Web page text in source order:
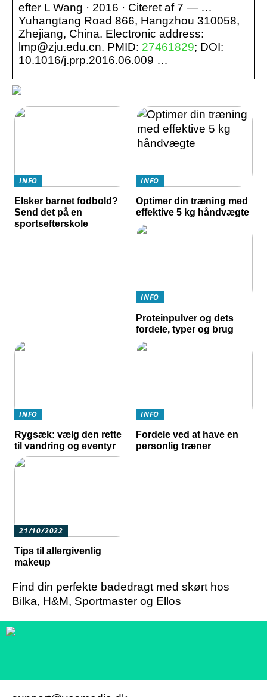
efter L Wang · 2016 · Citeret af 7 — …
Yuhangtang Road 866, Hangzhou 310058,
Zhejiang, China. Electronic address:
lmp@zju.edu.cn. PMID: 27461829; DOI:
10.1016/j.prp.2016.06.009 …
INFO
Elsker barnet fodbold?
Send det på en
sportsefterskole
INFO
Optimer din træning med
effektive 5 kg håndvægte
INFO
Proteinpulver og dets
fordele, typer og brug
INFO
Rygsæk: vælg den rette
til vandring og eventyr
INFO
Fordele ved at have en
personlig træner
21/10/2022
Tips til allergivenlig
makeup
Find din perfekte badedragt med skørt hos
Bilka, H&M, Sportmaster og Ellos